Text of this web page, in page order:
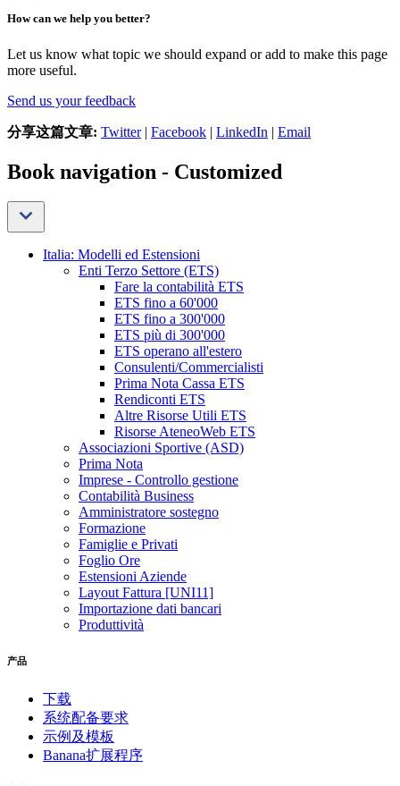
How can we help you better?
Let us know what topic we should expand or add to make this page
more useful.
Send us your feedback
分享这篇文章: Twitter| Facebook | LinkedIn | Email
Book navigation - Customized
Italia: Modelli ed Estensioni
Enti Terzo Settore (ETS)
Fare la contabilità ETS
ETS fino a 60'000
ETS fino a 300'000
ETS più di 300'000
ETS operano all'estero
Consulenti/Commercialisti
Prima Nota Cassa ETS
Rendiconti ETS
Altre Risorse Utili ETS
Risorse AteneoWeb ETS
Associazioni Sportive (ASD)
Prima Nota
Imprese - Controllo gestione
Contabilità Business
Amministratore sostegno
Formazione
Famiglie e Privati
Foglio Ore
Estensioni Aziende
Layout Fattura [UNI11]
Importazione dati bancari
Produttività
产品
下载
系统配备要求
示例及模板
Banana扩展程序